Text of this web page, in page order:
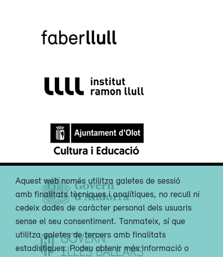
Aquest web només utilitza galetes de sessió
amb finalitats tècniques i analítiques, no recull ni
cedeix dades de caràcter personal dels usuaris
sense el seu consentiment. Tanmateix, sí que
utilitza galetes de tercers amb finalitats
estadístiques. Podeu obtenir més informació o